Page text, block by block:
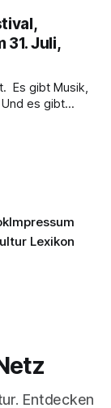
von
31. Juli,
es gibt
an dem
Impressum
Lexikon
Entdecken